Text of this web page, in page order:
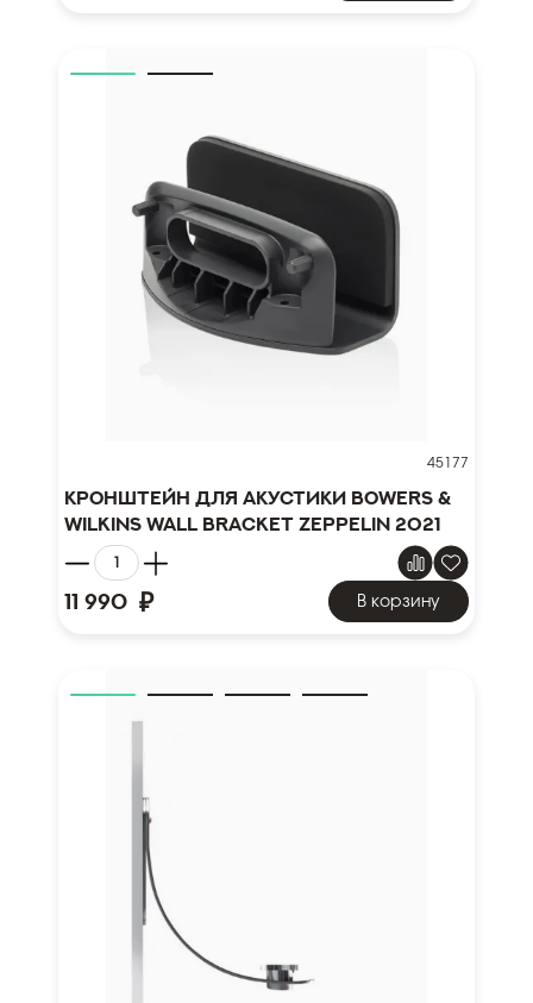
45177
Кронштейн для акустики Bowers &
Wilkins Wall Bracket Zeppelin 2021
11 990 ₽ В корзину